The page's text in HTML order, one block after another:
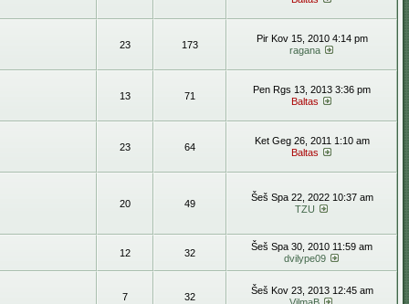
23 173
Pir Kov 15, 2010 4:14 pm
ragana
13 71
Pen Rgs 13, 2013 3:36 pm
Baltas
23 64
Ket Geg 26, 2011 1:10 am
Baltas
20 49
Šeš Spa 22, 2022 10:37 am
TZU
12 32
Šeš Spa 30, 2010 11:59 am
dvilype09
7 32
Šeš Kov 23, 2013 12:45 am